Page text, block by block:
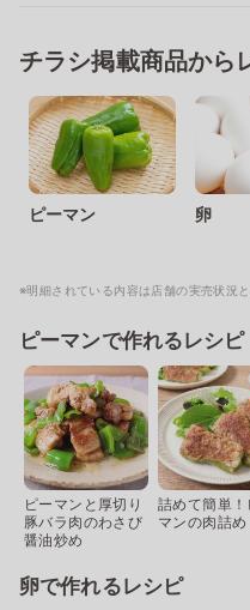
チラシ掲載商品から
ピーマン 卵
※明細されている内容は店舗の実売状況
ピーマンで作れるレシピ
ピーマンと厚切り
豚バラ肉のわさび
醤油炒め
詰めて簡単！
マンの肉詰め
卵で作れるレシピ